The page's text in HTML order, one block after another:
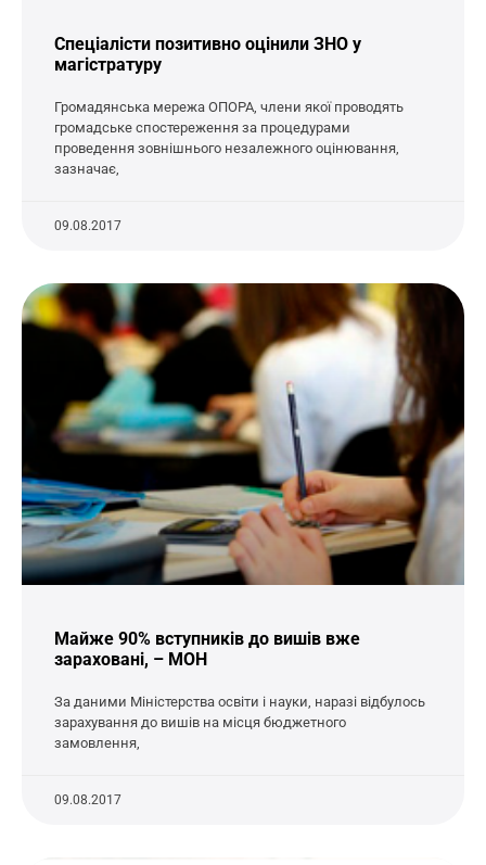
Спеціалісти позитивно оцінили ЗНО у
магістратуру
Громадянська мережа ОПОРА, члени якої проводять
громадське спостереження за процедурами
проведення зовнішнього незалежного оцінювання,
зазначає,
09.08.2017
Майже 90% вступників до вишів вже
зараховані, – МОН
За даними Міністерства освіти і науки, наразі відбулось
зарахування до вишів на місця бюджетного
замовлення,
09.08.2017